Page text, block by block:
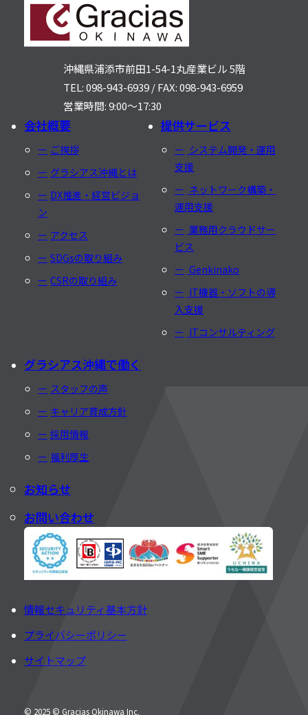
沖縄県浦添市前田1-54-1丸産業ビル 5階
TEL: 098-943-6939/FAX: 098-943-6959
営業時間: 9:00〜17:30
会社概要
ご挨拶
グラシアス沖縄とは
DX推進・経営ビジョ
ン
アクセス
SDGsの取り組み
CSRの取り組み
提供サービス
システム開発・運用
支援
ネットワーク構築・
運用支援
業務用クラウドサー
ビス
Genkinako
IT機器・ソフトの導
入支援
ITコンサルティング
グラシアス沖縄で働く
スタッフの声
キャリア育成方針
採用情報
福利厚生
お知らせ
お問い合わせ
情報セキュリティ基本方針
プライバシーポリシー
サイトマップ
© 2025 © Gracias Okinawa Inc.